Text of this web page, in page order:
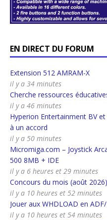
EN DIRECT DU FORUM
Extension 512 AMRAM-X
il y a 34 minutes
Cherche ressources
il y a 46 minutes
Hyperion Entertainment BV
à un accord
il y a 50 minutes
Micromiga.com – Joystick
500 8MB + IDE
il y a 6 heures et 29 minutes
Concours du mois (août
il y a 10 heures et 52 minutes
Jouer aux WHDLOAD en
il y a 10 heures et 54 minutes